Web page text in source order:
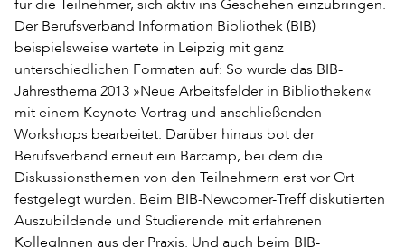
für die Teilnehmer, sich aktiv ins Geschehen einzubringen.
Der Berufsverband Information Bibliothek (BIB)
beispielsweise wartete in Leipzig mit ganz
unterschiedlichen Formaten auf: So wurde das BIB-
Jahresthema 2013 »Neue Arbeitsfelder in Bibliotheken«
mit einem Keynote-Vortrag und anschließenden
Workshops bearbeitet. Darüber hinaus bot der
Berufsverband erneut ein Barcamp, bei dem die
Diskussionsthemen von den Teilnehmern erst vor Ort
festgelegt wurden. Beim BIB-Newcomer-Treff diskutierten
Auszubildende und Studierende mit erfahrenen
KollegInnen aus der Praxis. Und auch beim BIB-